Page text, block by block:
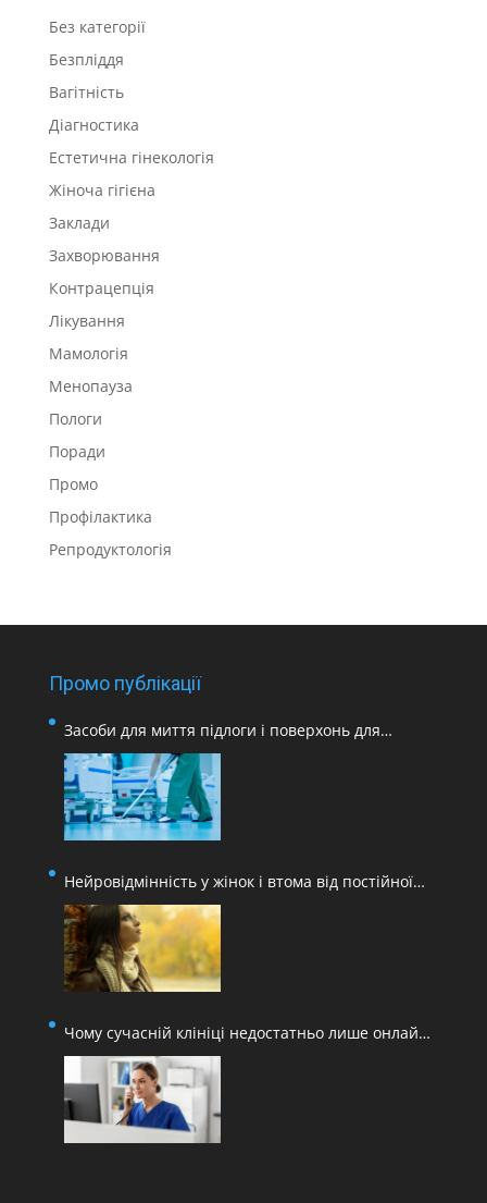
Без категорії
Безпліддя
Вагітність
Діагностика
Естетична гінекологія
Жіноча гігієна
Заклади
Захворювання
Контрацепція
Лікування
Мамологія
Менопауза
Пологи
Поради
Промо
Профілактика
Репродуктологія
Промо публікації
Засоби для миття підлоги і поверхонь для
медичних закладів
Нейровідмінність у жінок і втома від постійної
адаптації
Чому сучасній клініці недостатньо лише онлайн-
запису